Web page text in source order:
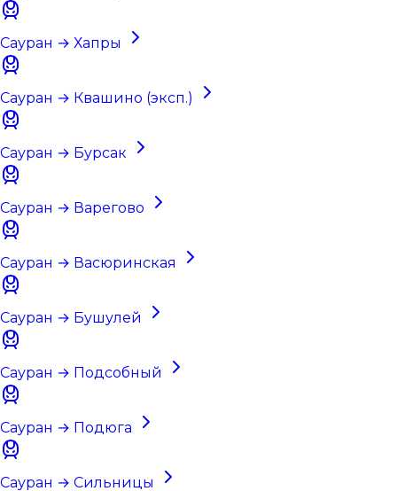
Сауран → Хапры
Сауран → Квашино (эксп.)
Сауран → Бурсак
Сауран → Варегово
Сауран → Васюринская
Сауран → Бушулей
Сауран → Подсобный
Сауран → Подюга
Сауран → Сильницы